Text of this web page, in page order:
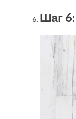
Шаг 6: